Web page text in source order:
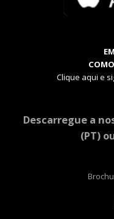
Clique aqui e
Descarregue a
(PT)